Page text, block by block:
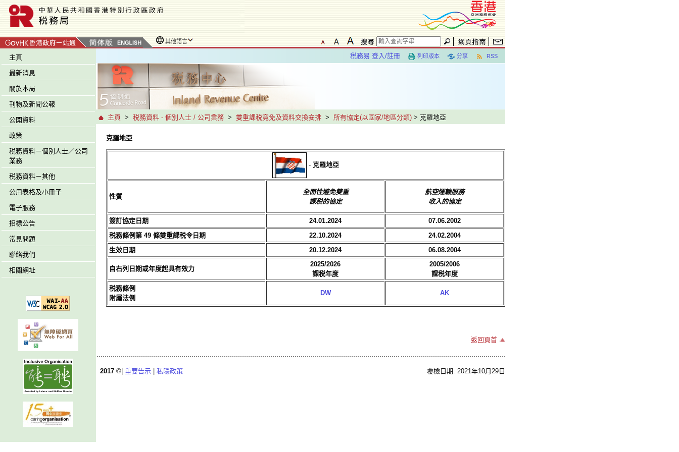
其他語言
主頁
最新消息
關於本局
刊物及新聞公報
公開資料
政策
税務資料－個別人士／公司
業務
税務資料－其他
公用表格及小冊子
電子服務
招標公告
常見問題
聯絡我們
相關網址
RSS
分享
列印版本
税務易 登入/註冊
主頁 > 税務資料 - 個別人士 / 公司業務 > 雙重課税寬免及資料交換安排 > 所有協定(以國家/地區分類) > 克羅地亞
克羅地亞
- 克羅地亞
性質
全面性避免雙重
課税的協定
航空運輸服務
收入的協定
簽訂協定日期 24.01.2024
07.06.2002
税務條例第 49 條雙重課税令日期
22.10.2024
24.02.2004
生效日期
20.12.2024 06.08.2004
自右列日期或年度起具有效力
2025/2026
課税年度
2005/2006
課税年度
税務條例
附屬法例
DW AK
返回頁首
2017 ©| 重要告示 私隱政策 覆檢日期: 2021年10月29日